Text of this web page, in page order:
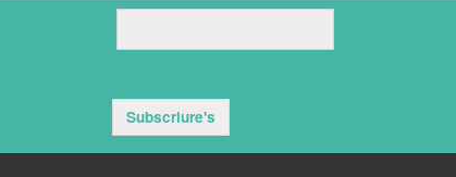
Subscriure's